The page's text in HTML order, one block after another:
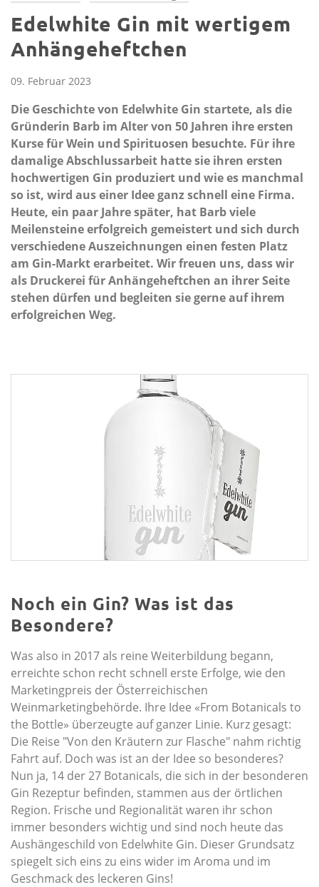
Edelwhite Gin mit wertigem
Anhängeheftchen
09. Februar 2023
Die Geschichte von Edelwhite Gin startete, als die
Gründerin Barb im Alter von 50 Jahren ihre ersten
Kurse für Wein und Spirituosen besuchte. Für ihre
damalige Abschlussarbeit hatte sie ihren ersten
hochwertigen Gin produziert und wie es manchmal
so ist, wird aus einer Idee ganz schnell eine Firma.
Heute, ein paar Jahre später, hat Barb viele
Meilensteine erfolgreich gemeistert und sich durch
verschiedene Auszeichnungen einen festen Platz
am Gin-Markt erarbeitet. Wir freuen uns, dass wir
als Druckerei für Anhängeheftchen an ihrer Seite
stehen dürfen und begleiten sie gerne auf ihrem
erfolgreichen Weg.
Noch ein Gin? Was ist das
Besondere?
Was also in 2017 als reine Weiterbildung begann,
erreichte schon recht schnell erste Erfolge, wie den
Marketingpreis der Österreichischen
Weinmarketingbehörde. Ihre Idee «From Botanicals to
the Bottle» überzeugte auf ganzer Linie. Kurz gesagt:
Die Reise "Von den Kräutern zur Flasche" nahm richtig
Fahrt auf. Doch was ist an der Idee so beson­deres?
Nun ja, 14 der 27 Botanicals, die sich in der besonderen
Gin Rezeptur befinden, stammen aus der örtlichen
Region. Frische und Regionalität waren ihr schon
immer besonders wichtig und sind noch heute das
Aushängeschild von Edelwhite Gin. Dieser Grundsatz
spiegelt sich eins zu eins wider im Aroma und im
Geschmack des leckeren Gins!